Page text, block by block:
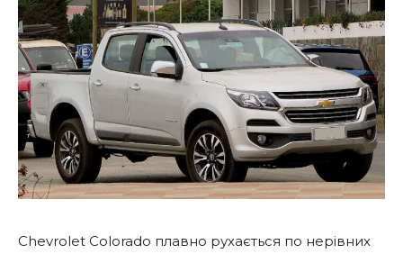
Chevrolet Colorado плавно рухається по нерівних